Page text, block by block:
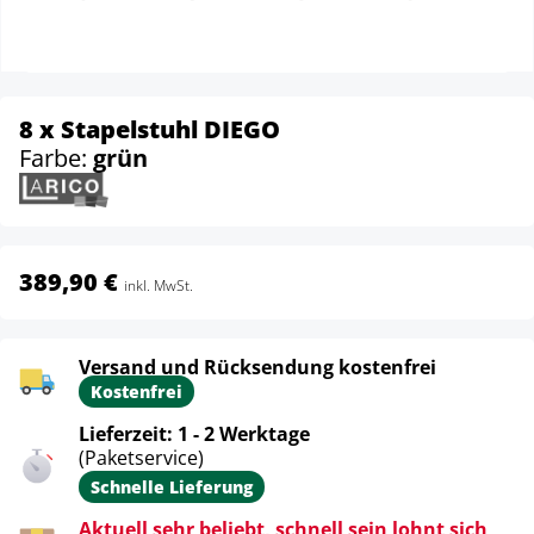
8 x Stapelstuhl DIEGO
Farbe: grün
389,90 € inkl. MwSt.
Versand und Rücksendung kostenfrei
Kostenfrei
Lieferzeit: 1 - 2 Werktage
(Paketservice)
Schnelle Lieferung